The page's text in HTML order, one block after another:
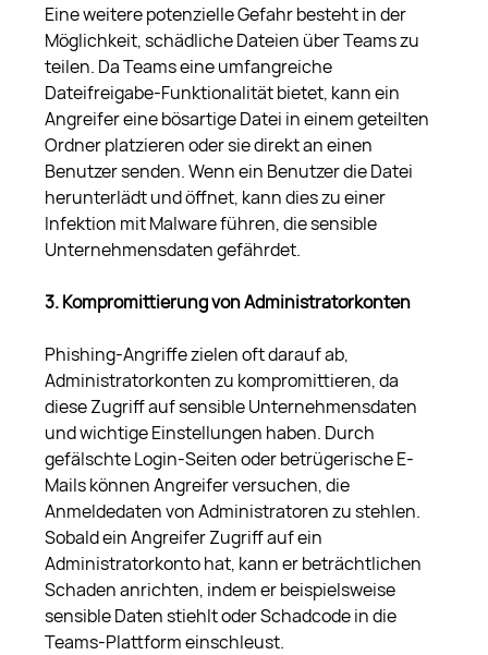
Eine weitere potenzielle Gefahr besteht in der
Möglichkeit, schädliche Dateien über Teams zu
teilen. Da Teams eine umfangreiche
Dateifreigabe-Funktionalität bietet, kann ein
Angreifer eine bösartige Datei in einem geteilten
Ordner platzieren oder sie direkt an einen
Benutzer senden. Wenn ein Benutzer die Datei
herunterlädt und öffnet, kann dies zu einer
Infektion mit Malware führen, die sensible
Unternehmensdaten gefährdet.
3. Kompromittierung von Administratorkonten
Phishing-Angriffe zielen oft darauf ab,
Administratorkonten zu kompromittieren, da
diese Zugriff auf sensible Unternehmensdaten
und wichtige Einstellungen haben. Durch
gefälschte Login-Seiten oder betrügerische E-
Mails können Angreifer versuchen, die
Anmeldedaten von Administratoren zu stehlen.
Sobald ein Angreifer Zugriff auf ein
Administratorkonto hat, kann er beträchtlichen
Schaden anrichten, indem er beispielsweise
sensible Daten stiehlt oder Schadcode in die
Teams-Plattform einschleust.